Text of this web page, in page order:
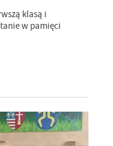
klasą i
w pamięci